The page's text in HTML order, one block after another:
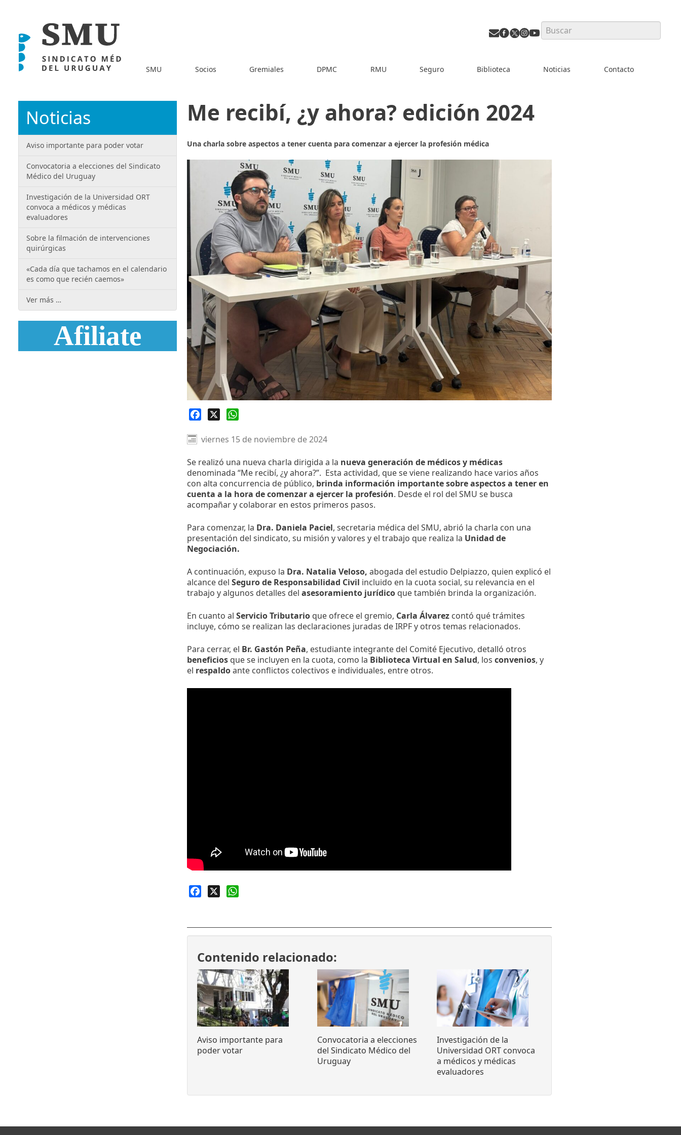
Search
SMU Socios Gremiales DPMC RMU Seguro Biblioteca Noticias Contacto
Me recibí, ¿y ahora? edición 2024
Una charla sobre aspectos a tener cuenta para comenzar a ejercer la profesión médica
Facebook
viernes 15 de noviembre de 2024
Se realizó una nueva charla dirigida a la nueva generación de médicos y médicas
denominada “Me recibí, ¿y ahora?”. Esta actividad, que se viene realizando hace varios años
con alta concurrencia de público, brinda información importante sobre aspectos a tener en
cuenta a la hora de comenzar a ejercer la profesión. Desde el rol del SMU se busca
acompañar y colaborar en estos primeros pasos.
Para comenzar, la Dra. Daniela Paciel, secretaria médica del SMU, abrió la charla con una
presentación del sindicato, su misión y valores y el trabajo que realiza la Unidad de
Negociación.
A continuación, expuso la Dra. Natalia Veloso, abogada del estudio Delpiazzo, quien explicó el
alcance del Seguro de Responsabilidad Civil incluido en la cuota social, su relevancia en el
trabajo y algunos detalles del asesoramiento jurídico que también brinda la organización.
En cuanto al Servicio Tributario que ofrece el gremio, Carla Álvarez contó qué trámites
incluye, cómo se realizan las declaraciones juradas de IRPF y otros temas relacionados.
Para cerrar, el Br. Gastón Peña, estudiante integrante del Comité Ejecutivo, detalló otros
beneficios que se incluyen en la cuota, como la Biblioteca Virtual en Salud, los convenios, y
el respaldoante conflictos colectivos e individuales, entre otros.
Facebook
Contenido relacionado:
Aviso importante para
poder votar
Convocatoria a elecciones
del Sindicato Médico del
Uruguay
Investigación de la
Universidad ORT convoca
a médicos y médicas
evaluadores
Noticias
Aviso importante para poder votar
Convocatoria a elecciones del Sindicato
Médico del Uruguay
Investigación de la Universidad ORT
convoca a médicos y médicas
evaluadores
Sobre la filmación de intervenciones
quirúrgicas
«Cada día que tachamos en el calendario
es como que recién caemos»
Ver más …
Afiliate